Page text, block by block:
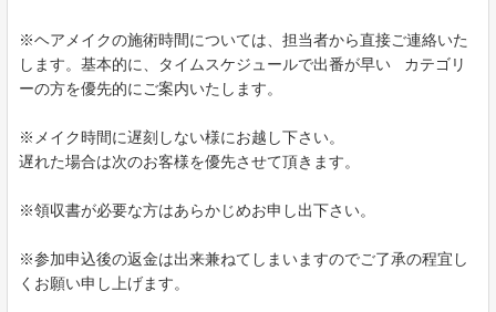
※ヘアメイクの施術時間については、担当者から直接ご連絡いた
します。基本的に、タイムスケジュールで出番が早い カテゴリ
ーの方を優先的にご案内いたします。
※メイク時間に遅刻しない様にお越し下さい。
遅れた場合は次のお客様を優先させて頂きます。
※領収書が必要な方はあらかじめお申し出下さい。
※参加申込後の返金は出来兼ねてしまいますのでご了承の程宜し
くお願い申し上げます。